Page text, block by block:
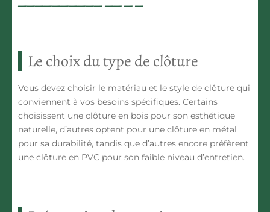
Le choix du type de clôture
Vous devez choisir le matériau et le style de clôture qui
conviennent à vos besoins spécifiques. Certains
choisissent une clôture en bois pour son esthétique
naturelle, d’autres optent pour une clôture en métal
pour sa durabilité, tandis que d’autres encore préfèrent
une clôture en PVC pour son faible niveau d’entretien.